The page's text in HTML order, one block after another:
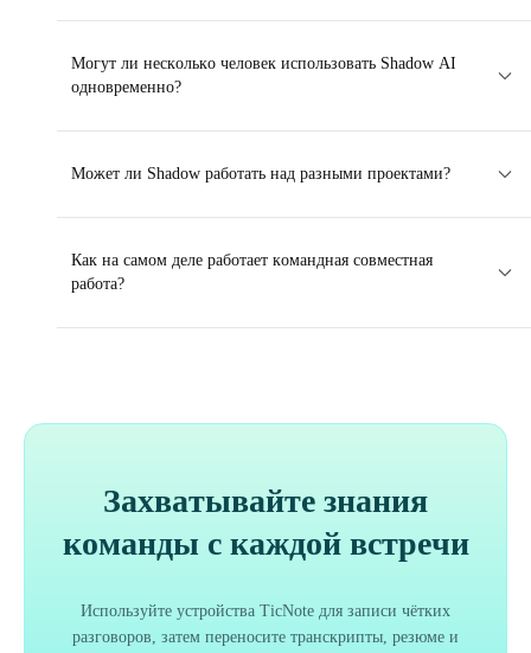
Могут ли несколько человек использовать Shadow AI
одновременно?
Может ли Shadow работать над разными проектами?
Как на самом деле работает командная совместная
работа?
Захватывайте знания
команды с каждой встречи
Используйте устройства TicNote для записи чётких
разговоров, затем переносите транскрипты, резюме и